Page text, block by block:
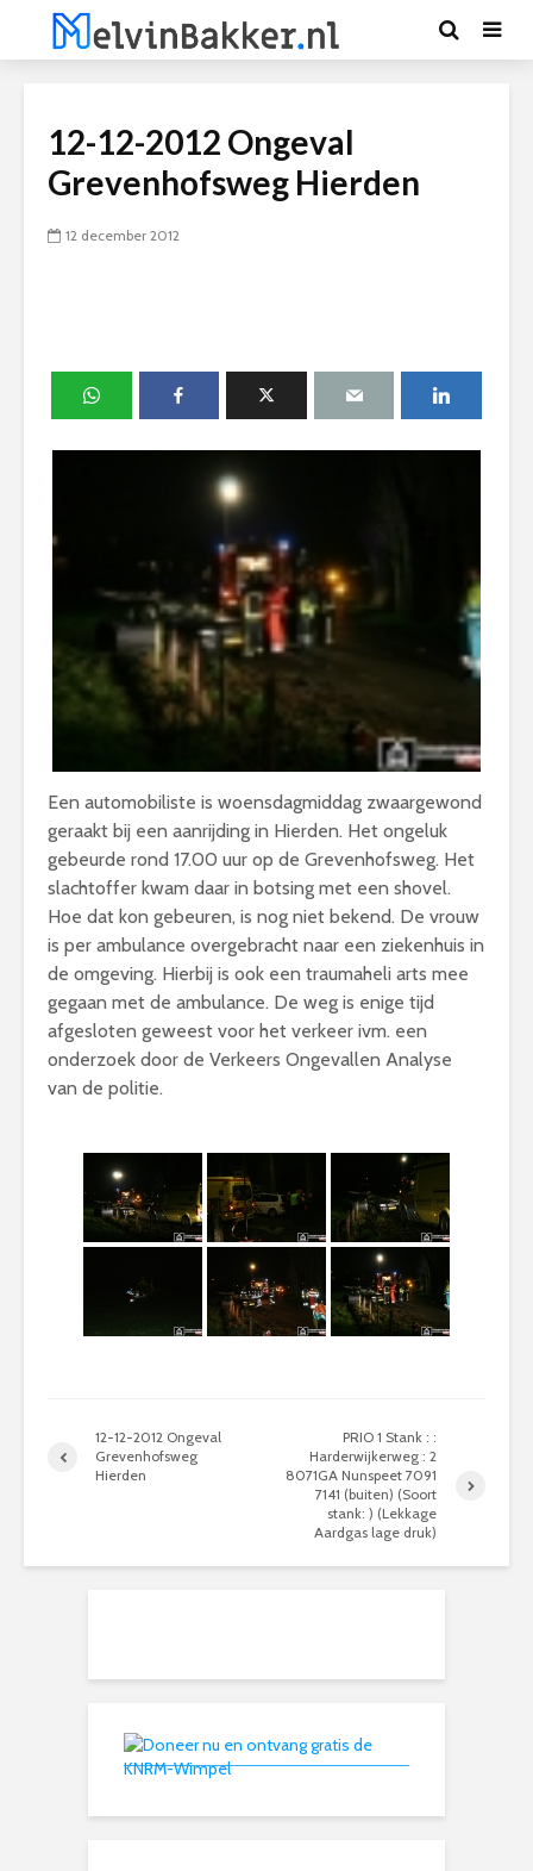
12-12-2012 Ongeval
Grevenhofsweg Hierden
12 december 2012
Een automobiliste is woensdagmiddag zwaargewond
geraakt bij een aanrijding in Hierden. Het ongeluk
gebeurde rond 17.00 uur op de Grevenhofsweg. Het
slachtoffer kwam daar in botsing met een shovel.
Hoe dat kon gebeuren, is nog niet bekend. De vrouw
is per ambulance overgebracht naar een ziekenhuis in
de omgeving. Hierbij is ook een traumaheli arts mee
gegaan met de ambulance. De weg is enige tijd
afgesloten geweest voor het verkeer ivm. een
onderzoek door de Verkeers Ongevallen Analyse
van de politie.
12-12-2012 Ongeval
Grevenhofsweg
Hierden
PRIO 1 Stank : :
Harderwijkerweg : 2
8071GA Nunspeet 7091
7141 (buiten) (Soort
stank: ) (Lekkage
Aardgas lage druk)